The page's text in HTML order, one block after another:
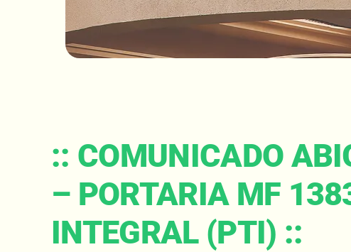
:: COMUNICADO
– PORTARIA MF
INTEGRAL (PTI) ::